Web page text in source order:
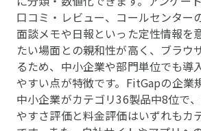
口コミ・レビュー、コールセンター
面談メモや日報といった定性情報を
たい場面との親和性が高く、ブラウ
るため、中小企業や部門単位でも導
やすい点が特徴です。FitGapの企業
中小企業がカテゴリ36製品中8位で
やすさ評価と料金評価はいずれもカ